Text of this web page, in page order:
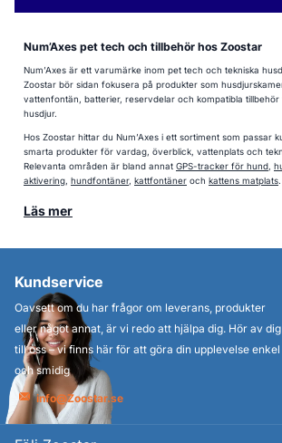
Num’Axes pet tech och tillbehör hos Zoostar
Num’Axes är ett varumärke inom pet tech och tekniska
Zoostar bör sidan fokusera på produkter som
vattenfontän, batterier, reservdelar och kompatibla
husdjur.
Hos Zoostar hittar du Num’Axes i ett sortiment som passar
smarta produkter för vardag, överblick, vattenplats och
Relevanta områden är bland annat GPS-tracker för hund,
aktivering, hundfontäner, kattfontäner och kattens matplats.
Läs mer
Kundservice
Oavsett om du har frågor om leverans, produkter
eller något annat, är vi redo att hjälpa dig. Hör av dig
till oss – vi finns här för att göra din upplevelse enkel
och smidig
info@Zoostar.se